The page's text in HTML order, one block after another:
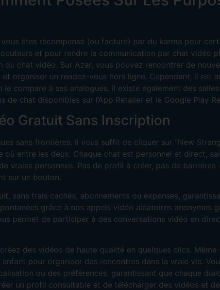
êtes récompensé (ou facturé) par du karma pour
et pour rendre la communication par chat vidéo
du chat vidéo. Sur Azar, vous pouvez rencontrer de
organiser un rendez-vous hors ligne. Cependant, il est
compare à ses analogues. Il existe également des
de chat disponibles sur l’App Retailer et le Google Play
Gratuit Sans Inscription
sans frontières. Il vous suffit de cliquer sur “New
où entre les deux. Chaque chat est personnel et direct,
vraies personnes. Pas de profil à créer, pas de
sur un bouton.
sans frais cachés, abonnements ou expenses,
grâce à nos appels vidéo aléatoires
permet de participer à des conversations vidéo en
des vidéos de haute qualité en quelques clics.
pour organiser des rencontres dans la vraie vie.
ou des préférences, garantissant que chaque
un profil consultable et de télécharger des vidéos et